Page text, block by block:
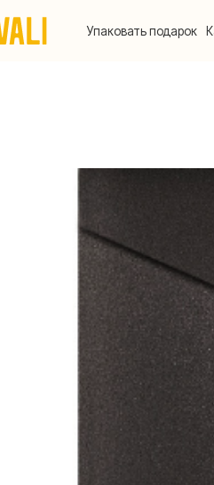
Упаковать подарок Каталог